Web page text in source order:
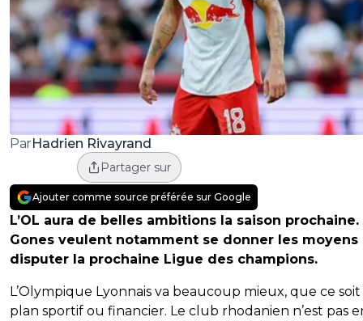
ParHadrien Rivayrand
Partager sur
Ajouter comme source préférée sur Google
L’OL aura de belles ambitions la saison prochaine.
Gones veulent notamment se donner les moyens
disputer la prochaine Ligue des champions.
L’Olympique Lyonnais va beaucoup mieux, que ce
plan sportif ou financier. Le club rhodanien n’est pas